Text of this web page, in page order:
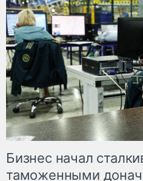
Бизнес начал
таможенными